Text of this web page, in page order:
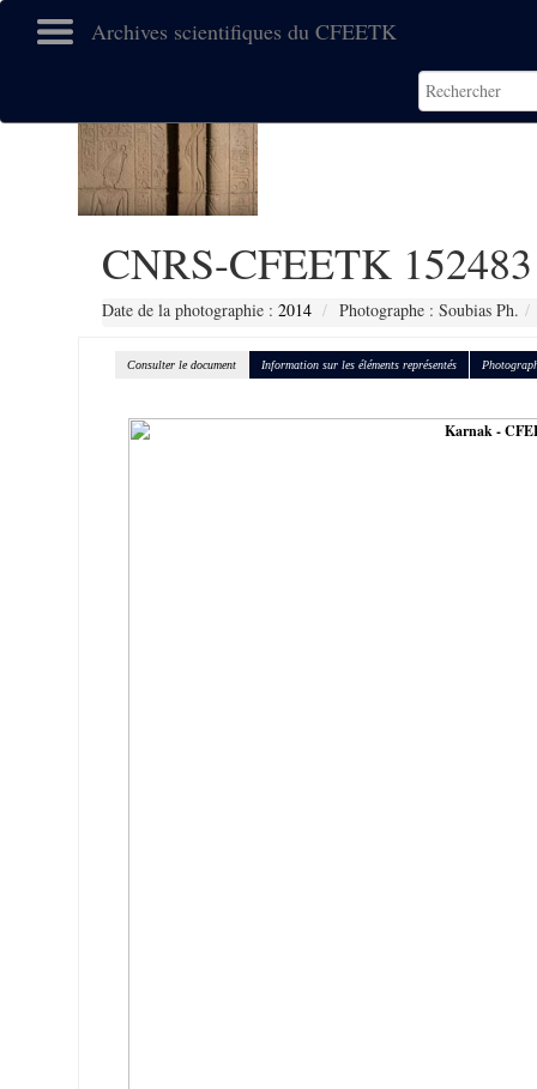
Archives scientifiques du CFEETK
CNRS-CFEETK 152483
Date de la photographie : 2014 Photographe : Soubias Ph.
Consulter le document Information sur les éléments représentés